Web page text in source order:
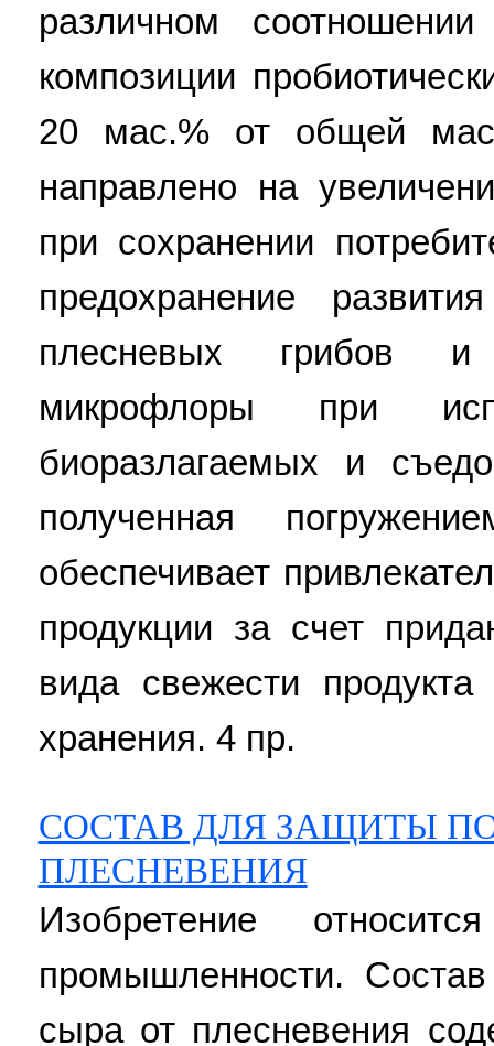
различном
композиции
20 мас.% от общей
направлено на
при сохранении
предохранение
плесневых грибов и
микрофлоры при
биоразлагаемых и
полученная
обеспечивает
продукции за счет
вида свежести
хранения. 4 пр.
СОСТАВ ДЛЯ ЗАЩИТЫ
ПЛЕСНЕВЕНИЯ
Изобретение
промышленности.
сыра от плесневения